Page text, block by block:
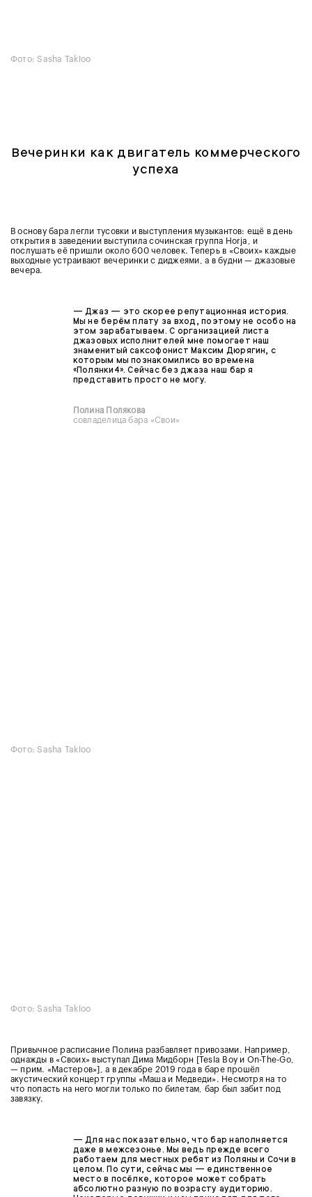
Фото: Sasha Takloo
Вечеринки как двигатель коммерческого
успеха
В основу бара легли тусовки и выступления музыкантов: ещё в день
открытия в заведении выступила сочинская группа Horja, и
послушать её пришли около 600 человек. Теперь в «Своих» каждые
выходные устраивают вечеринки с диджеями, а в будни — джазовые
вечера.
— Джаз — это скорее репутационная история.
Мы не берём плату за вход, поэтому не особо на
этом зарабатываем. С организацией листа
джазовых исполнителей мне помогает наш
знаменитый саксофонист Максим Дюрягин, с
которым мы познакомились во времена
«Полянки4». Сейчас без джаза наш бар я
представить просто не могу.
Полина Полякова
совладелица бара «Свои»
Фото: Sasha Takloo
Фото: Sasha Takloo
Привычное расписание Полина разбавляет привозами. Например,
однажды в «Своих» выступал Дима Мидборн [Tesla Boy и On-The-Go,
— прим. «Мастеров»], а в декабре 2019 года в баре прошёл
акустический концерт группы «Маша и Медведи». Несмотря на то
что попасть на него могли только по билетам, бар был забит под
завязку.
— Для нас показательно, что бар наполняется
даже в межсезонье. Мы ведь прежде всего
работаем для местных ребят из Поляны и Сочи в
целом. По сути, сейчас мы — единственное
место в посёлке, которое может собрать
абсолютно разную по возрасту аудиторию.